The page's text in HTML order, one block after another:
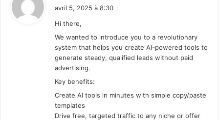
:
avril 5, 2025 à 8:30
Hi there,
We wanted to introduce you to a revolutionary
system that helps you create AI-powered tools to
generate steady, qualified leads without paid
advertising.
Key benefits:
Create AI tools in minutes with simple copy/paste
templates
Drive free, targeted traffic to any niche or offer